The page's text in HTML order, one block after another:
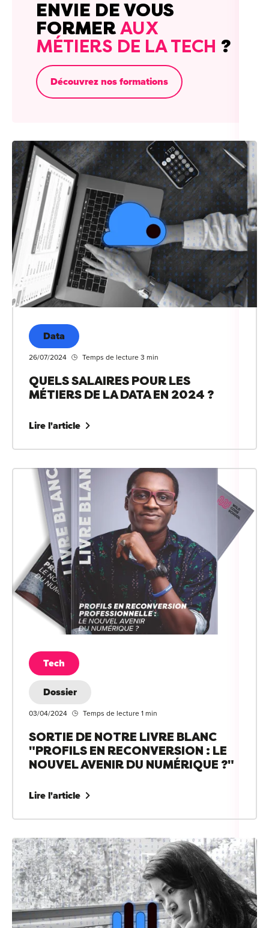
Data
26/07/2024 Temps de lecture 3 min
QUELS SALAIRES POUR LES
MÉTIERS DE LA DATA EN 2024 ?
Lire l'article
Tech
Dossier
03/04/2024 Temps de lecture 1 min
SORTIE DE NOTRE LIVRE BLANC
"PROFILS EN RECONVERSION : LE
NOUVEL AVENIR DU NUMÉRIQUE ?"
Lire l'article
ENVIE DE VOUS
FORMERAUX
MÉTIERS DE LA TECH ?
Découvrez nos formations